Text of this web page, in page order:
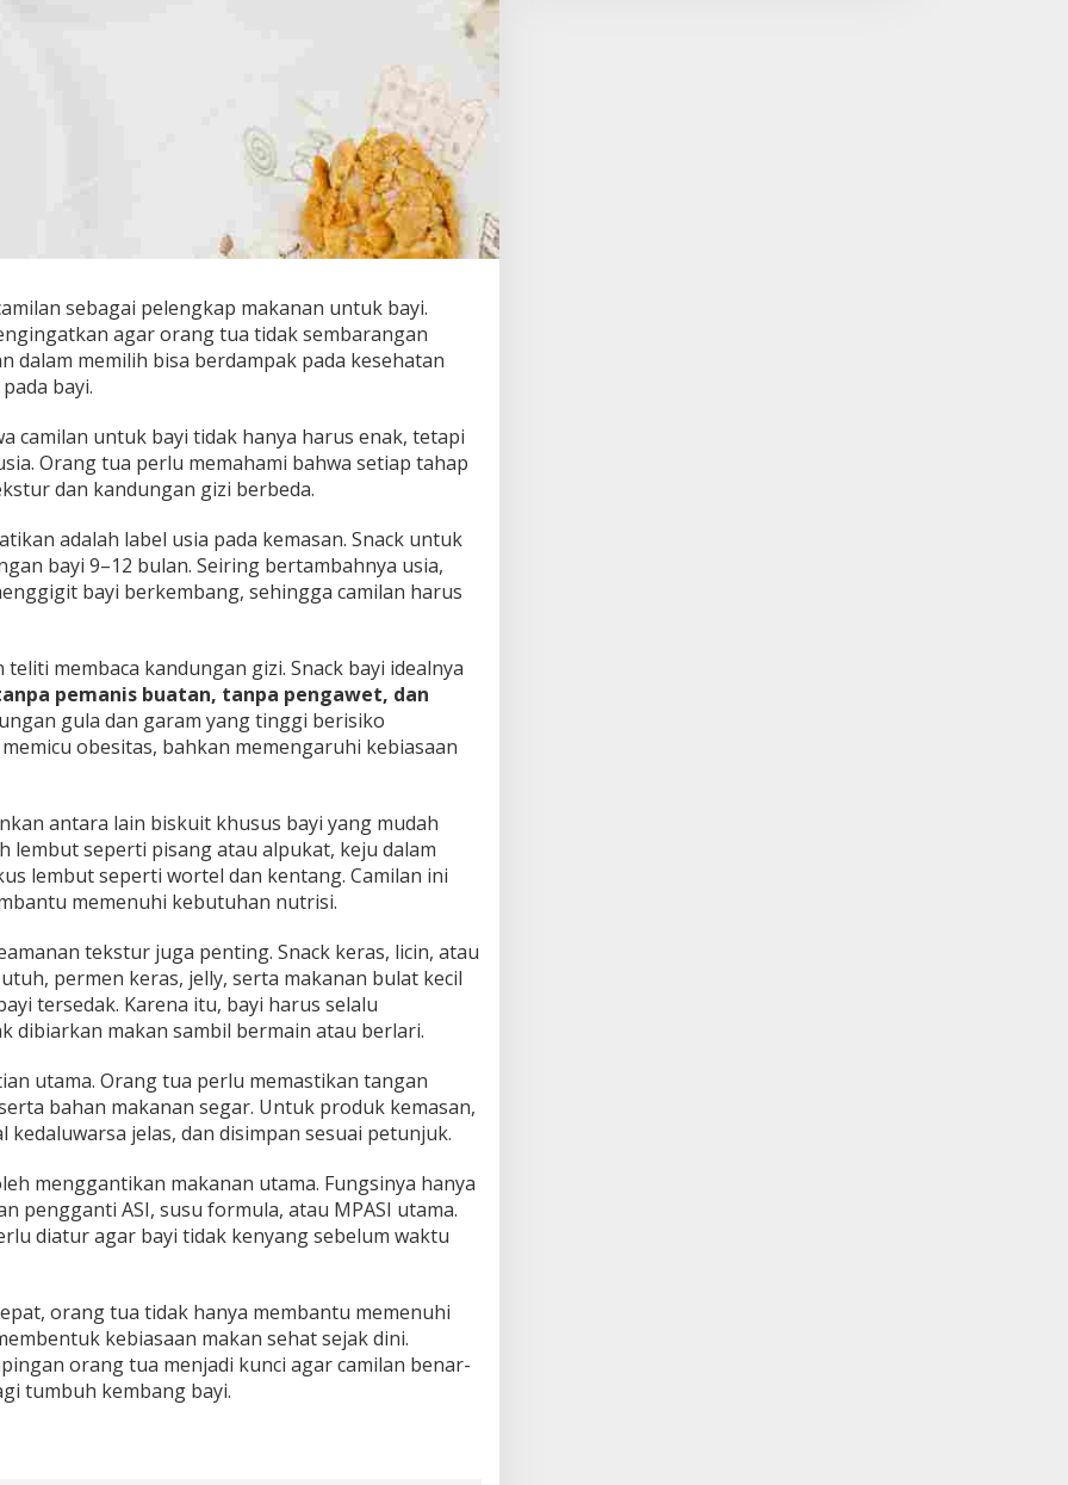
sebagai pelengkap makanan untuk bayi.
agar orang tua tidak sembarangan
dalam memilih bisa berdampak pada kesehatan
bayi.
camilan untuk bayi tidak hanya harus enak, tetapi
Orang tua perlu memahami bahwa setiap tahap
dan kandungan gizi berbeda.
adalah label usia pada kemasan. Snack untuk
bayi 9–12 bulan. Seiring bertambahnya usia,
bayi berkembang, sehingga camilan harus
membaca kandungan gizi. Snack bayi idealnya
pemanis buatan, tanpa pengawet, dan
gula dan garam yang tinggi berisiko
obesitas, bahkan memengaruhi kebiasaan
antara lain biskuit khusus bayi yang mudah
lembut seperti pisang atau alpukat, keju dalam
lembut seperti wortel dan kentang. Camilan ini
memenuhi kebutuhan nutrisi.
tekstur juga penting. Snack keras, licin, atau
permen keras, jelly, serta makanan bulat kecil
tersedak. Karena itu, bayi harus selalu
dibiarkan makan sambil bermain atau berlari.
utama. Orang tua perlu memastikan tangan
bahan makanan segar. Untuk produk kemasan,
jelas, dan disimpan sesuai petunjuk.
menggantikan makanan utama. Fungsinya hanya
pengganti ASI, susu formula, atau MPASI utama.
diatur agar bayi tidak kenyang sebelum waktu
orang tua tidak hanya membantu memenuhi
kebiasaan makan sehat sejak dini.
orang tua menjadi kunci agar camilan benar-
tumbuh kembang bayi.